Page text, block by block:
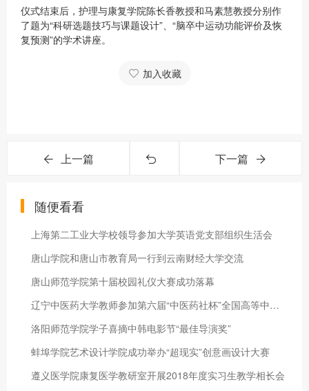
仪式结束后，护理与康复学院陈长香教授和马素慧教授分别作
了题为“科研选题技巧与课题设计”、“脑卒中运动功能评价及恢
复预测”的学术讲座。
加入收藏
上一篇 下一篇
随便看看
上海第二工业大学校领导参加大学英语党支部组织生活会
唐山学院和唐山市教育局一行到云南财经大学交流
唐山师范学院第十届校园礼仪大赛成功落幕
辽宁中医药大学教师参加第六届“中医药社杯”全国高等中医院校教
洛阳师范学院学子喜摘中韩电影节“最佳导演奖”
蚌埠学院艺术设计学院成功举办“超现实”创意画设计大赛
遵义医学院康复医学教研室开展2018年度实习生教学相长会